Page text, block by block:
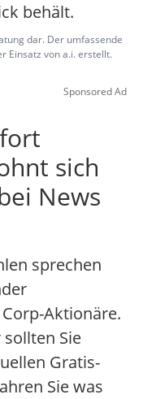
behält.
dar. Der umfassende
Einsatz von a.i. erstellt.
Sponsored Ad
sich
News
sprechen
Aktionäre.
Sie
Gratis-
Sie was